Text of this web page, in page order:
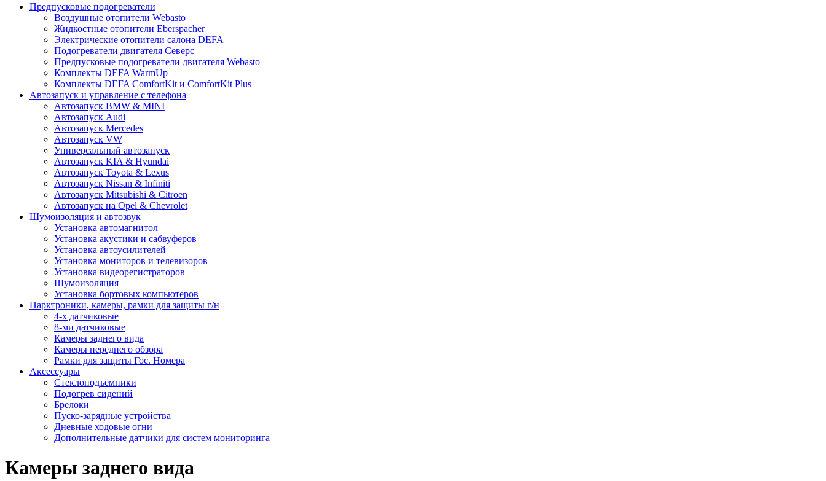
Предпусковые подогреватели
Воздушные отопители Webasto
Жидкостные отопители Eberspacher
Электрические отопители салона DEFA
Подогреватели двигателя Северс
Предпусковые подогреватели двигателя Webasto
Комплекты DEFA WarmUp
Комплекты DEFA ComfortKit и ComfortKit Plus
Автозапуск и управление с телефона
Автозапуск BMW & MINI
Автозапуск Audi
Автозапуск Mercedes
Автозапуск VW
Универсальный автозапуск
Автозапуск KIA & Hyundai
Автозапуск Toyota & Lexus
Автозапуск Nissan & Infiniti
Автозапуск Mitsubishi & Citroen
Автозапуск на Opel & Chevrolet
Шумоизоляция и автозвук
Установка автомагнитол
Установка акустики и сабвуферов
Установка автоусилителей
Установка мониторов и телевизоров
Установка видеорегистраторов
Шумоизоляция
Установка бортовых компьютеров
Парктроники, камеры, рамки для защиты г/н
4-х датчиковые
8-ми датчиковые
Камеры заднего вида
Камеры переднего обзора
Рамки для защиты Гос. Номера
Аксессуары
Стеклоподъёмники
Подогрев сидений
Брелоки
Пуско-зарядные устройства
Дневные ходовые огни
Дополнительные датчики для систем мониторинга
Камеры заднего вида